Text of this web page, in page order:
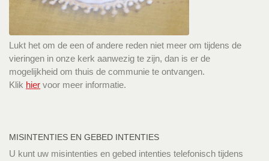
Lukt het om de een of andere reden niet meer om tijdens de
vieringen in onze kerk aanwezig te zijn, dan is er de
mogelijkheid om thuis de communie te ontvangen.
Klik hier voor meer informatie.
MISINTENTIES EN GEBED INTENTIES
U kunt uw misintenties en gebed intenties telefonisch tijdens